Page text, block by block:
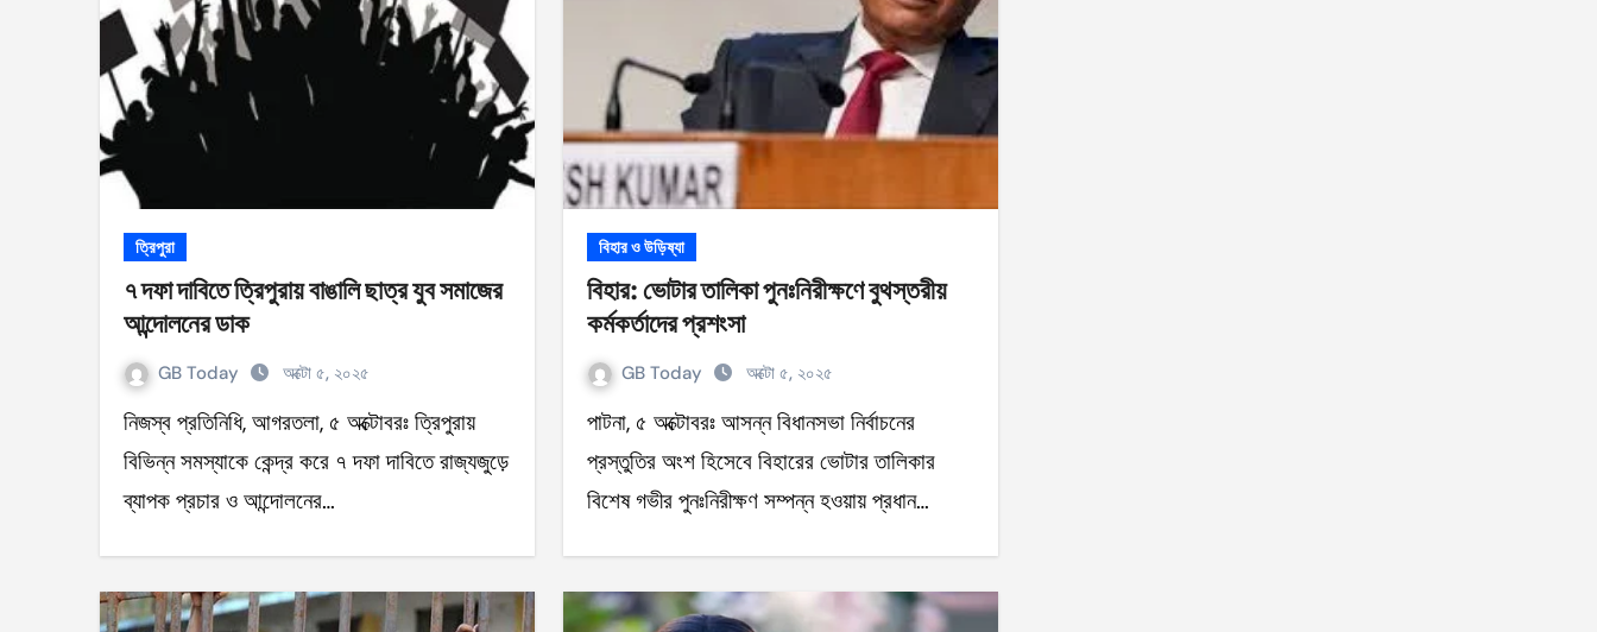
ত্রিপুরা
৭ দফা দাবিতে ত্রিপুরায় বাঙালি ছাত্র যুব সমাজের
আন্দোলনের ডাক
GB Today অক্টো ৫, ২০২৫
নিজস্ব প্রতিনিধি, আগরতলা, ৫ অক্টোবরঃ ত্রিপুরায়
বিভিন্ন সমস্যাকে কেন্দ্র করে ৭ দফা দাবিতে রাজ্যজুড়ে
ব্যাপক প্রচার ও আন্দোলনের…
বিহার ও উড়িষ্যা
বিহার: ভোটার তালিকা পুনঃনিরীক্ষণে বুথস্তরীয়
কর্মকর্তাদের প্রশংসা
GB Today অক্টো ৫, ২০২৫
পাটনা, ৫ অক্টোবরঃ আসন্ন বিধানসভা নির্বাচনের
প্রস্তুতির অংশ হিসেবে বিহারের ভোটার তালিকার
বিশেষ গভীর পুনঃনিরীক্ষণ সম্পন্ন হওয়ায় প্রধান…